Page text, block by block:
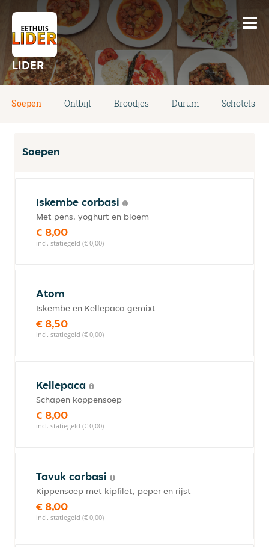
LIDER
Soepen Ontbijt Broodjes Dürüm Schotels
Soepen
Iskembe corbasi
Met pens, yoghurt en bloem
€ 8,00
incl. statiegeld (€ 0,00)
Atom
Iskembe en Kellepaca gemixt
€ 8,50
incl. statiegeld (€ 0,00)
Kellepaca
Schapen koppensoep
€ 8,00
incl. statiegeld (€ 0,00)
Tavuk corbasi
Kippensoep met kipfilet, peper en rijst
€ 8,00
incl. statiegeld (€ 0,00)